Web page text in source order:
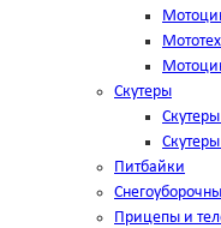
Скутеры
Питбайки
Прицепы и